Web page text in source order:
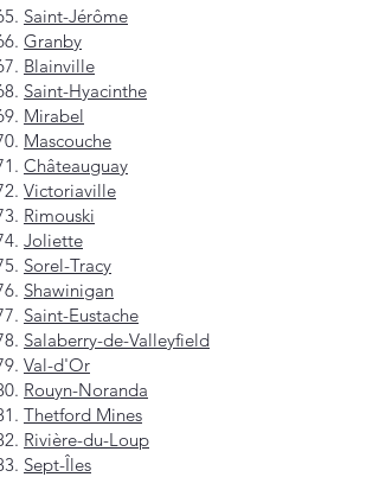
Saint-Jérôme
Granby
Blainville
Saint-Hyacinthe
Mirabel
Mascouche
Châteauguay
Victoriaville
Rimouski
Joliette
Sorel-Tracy
Shawinigan
Saint-Eustache
Salaberry-de-Valleyfield
Val-d'Or
Rouyn-Noranda
Thetford Mines
Rivière-du-Loup
Sept-Îles